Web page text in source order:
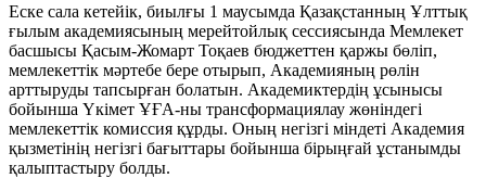
Еске сала кетейік, биылғы 1 маусымда Қазақстанның Ұлттық
ғылым академиясының мерейтойлық сессиясында Мемлекет
басшысы Қасым-Жомарт Тоқаев бюджеттен қаржы бөліп,
мемлекеттік мәртебе бере отырып, Академияның рөлін
арттыруды тапсырған болатын. Академиктердің ұсынысы
бойынша Үкімет ҰҒА-ны трансформациялау жөніндегі
мемлекеттік комиссия құрды. Оның негізгі міндеті Академия
қызметінің негізгі бағыттары бойынша бірыңғай ұстанымды
қалыптастыру болды.